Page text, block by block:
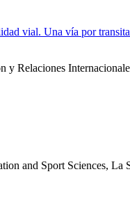
vial. Una vía por
y Relaciones
and Sport Sciences, La